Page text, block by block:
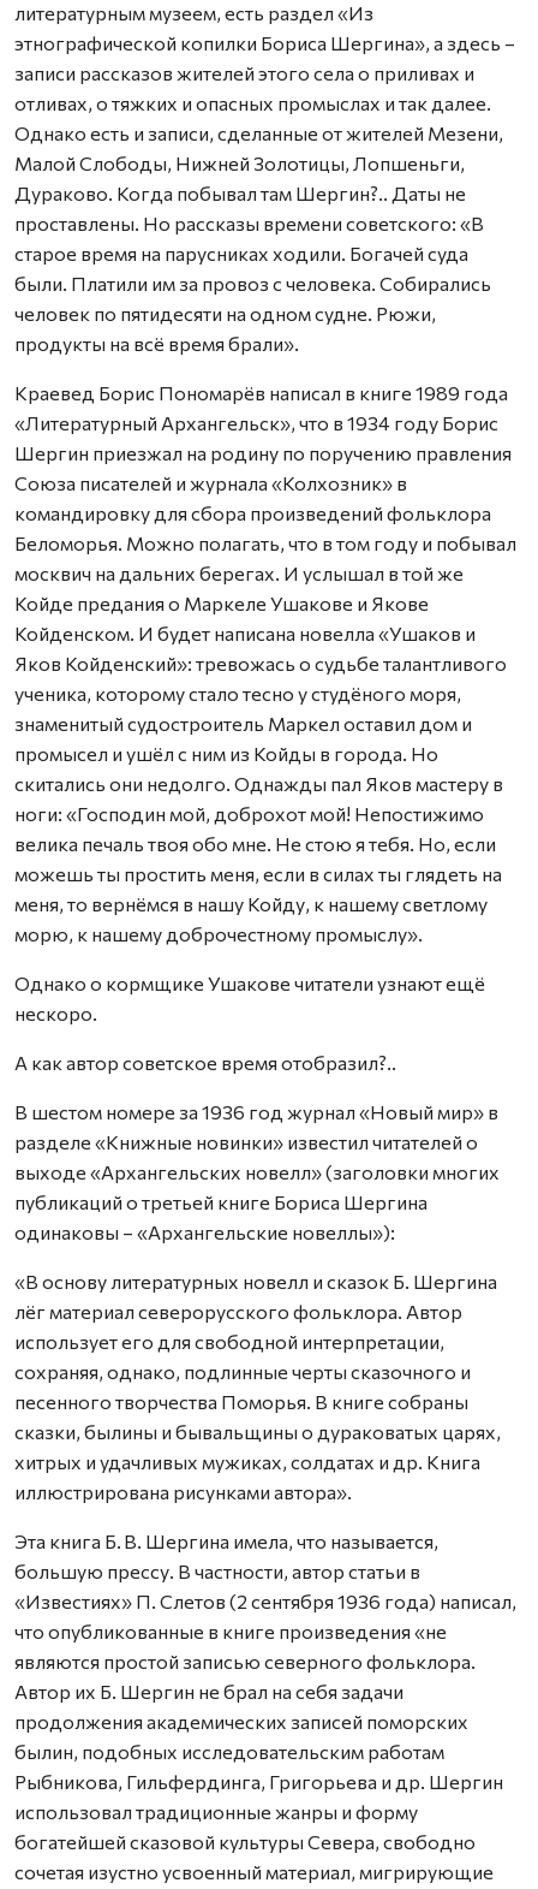
литературным музеем, есть раздел «Из
этнографической копилки Бориса Шергина», а здесь –
записи рассказов жителей этого села о приливах и
отливах, о тяжких и опасных промыслах и так далее.
Однако есть и записи, сделанные от жителей Мезени,
Малой Слободы, Нижней Золотицы, Лопшеньги,
Дураково. Когда побывал там Шергин?.. Даты не
проставлены. Но рассказы времени советского: «В
старое время на парусниках ходили. Богачей суда
были. Платили им за провоз с человека. Собирались
человек по пятидесяти на одном судне. Рюжи,
продукты на всё время брали».
Краевед Борис Пономарёв написал в книге 1989 года
«Литературный Архангельск», что в 1934 году Борис
Шергин приезжал на родину по поручению правления
Союза писателей и журнала «Колхозник» в
командировку для сбора произведений фольклора
Беломорья. Можно полагать, что в том году и побывал
москвич на дальних берегах. И услышал в той же
Койде предания о Маркеле Ушакове и Якове
Койденском. И будет написана новелла «Ушаков и
Яков Койденский»: тревожась о судьбе талантливого
ученика, которому стало тесно у студёного моря,
знаменитый судостроитель Маркел оставил дом и
промысел и ушёл с ним из Койды в города. Но
скитались они недолго. Однажды пал Яков мастеру в
ноги: «Господин мой, доброхот мой! Непостижимо
велика печаль твоя обо мне. Не стою я тебя. Но, если
можешь ты простить меня, если в силах ты глядеть на
меня, то вернёмся в нашу Койду, к нашему светлому
морю, к нашему доброчестному промыслу».
Однако о кормщике Ушакове читатели узнают ещё
нескоро.
А как автор советское время отобразил?..
В шестом номере за 1936 год журнал «Новый мир» в
разделе «Книжные новинки» известил читателей о
выходе «Архангельских новелл» (заголовки многих
публикаций о третьей книге Бориса Шергина
одинаковы – «Архангельские новеллы»):
«В основу литературных новелл и сказок Б. Шергина
лёг материал северорусского фольклора. Автор
использует его для свободной интерпретации,
сохраняя, однако, подлинные черты сказочного и
песенного творчества Поморья. В книге собраны
сказки, былины и бывальщины о дураковатых царях,
хитрых и удачливых мужиках, солдатах и др. Книга
иллюстрирована рисунками автора».
Эта книга Б. В. Шергина имела, что называется,
большую прессу. В частности, автор статьи в
«Известиях» П. Слетов (2 сентября 1936 года) написал,
что опубликованные в книге произведения «не
являются простой записью северного фольклора.
Автор их Б. Шергин не брал на себя задачи
продолжения академических записей поморских
былин, подобных исследовательским работам
Рыбникова, Гильфердинга, Григорьева и др. Шергин
использовал традиционные жанры и форму
богатейшей сказовой культуры Севера, свободно
сочетая изустно усвоенный материал, мигрирующие